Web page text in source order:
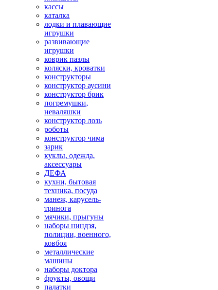
кассы
каталка
лодки и плавающие
игрушки
развивающие
игрушки
коврик пазлы
коляски, кроватки
конструкторы
конструктор аусини
конструктор брик
погремушки,
неваляшки
конструктор лозь
роботы
конструктор чима
зарик
куклы, одежда,
аксессуары
ДЕФА
кухни, бытовая
техника, посуда
манеж, карусель-
тринога
мячики, прыгуны
наборы ниндзя,
полиции, военного,
ковбоя
металлические
машины
наборы доктора
фрукты, овощи
палатки